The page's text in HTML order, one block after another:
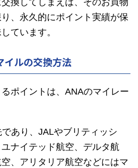
、永久的にポイント実績が保
ています。
イルの交換方法
ポイントは、ANAのマイレー
あり、JALやブリティッシ
ナイテッド航空、デルタ航
、アリタリア航空などにはマ